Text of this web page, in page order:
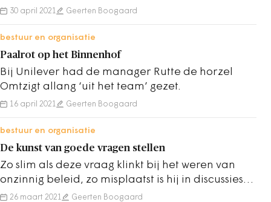
vol dualistische voornemens.
30 april 2021 Geerten Boogaard
bestuur en organisatie
Paalrot op het Binnenhof
Bij Unilever had de manager Rutte de horzel
Omtzigt allang ‘uit het team’ gezet.
16 april 2021 Geerten Boogaard
bestuur en organisatie
De kunst van goede vragen stellen
Zo slim als deze vraag klinkt bij het weren van
onzinnig beleid, zo misplaatst is hij in discussies
over constitutionele kwesties.
26 maart 2021 Geerten Boogaard